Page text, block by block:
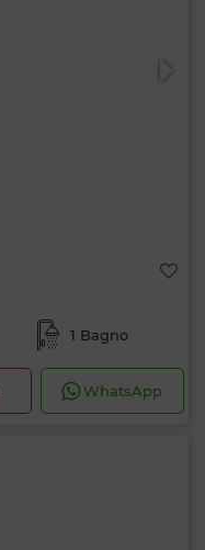
1 Bagno
WhatsApp